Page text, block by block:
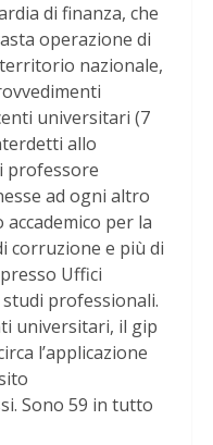
di finanza, che
operazione di
nazionale,
universitari (7
allo
professore
ad ogni altro
per la
corruzione e più di
Uffici
professionali.
universitari, il gip
l’applicazione
Sono 59 in tutto